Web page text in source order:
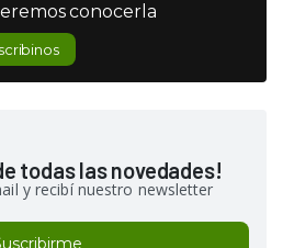
conocerla
todas las novedades!
y recibí nuestro newsletter